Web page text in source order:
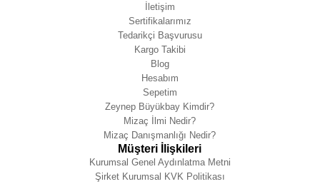
İletişim
Sertifikalarımız
Tedarikçi Başvurusu
Kargo Takibi
Blog
Hesabım
Sepetim
Zeynep Büyükbay Kimdir?
Mizaç İlmi Nedir?
Mizaç Danışmanlığı Nedir?
Müşteri İlişkileri
Kurumsal Genel Aydınlatma Metni
Şirket Kurumsal KVK Politikası